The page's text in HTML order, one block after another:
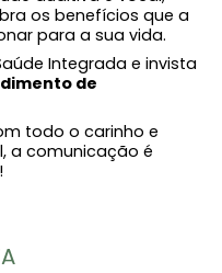
os benefícios que a
para a sua vida.
Integrada e invista
de
todo o carinho e
a comunicação é